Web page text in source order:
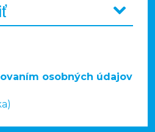
osobných údajov